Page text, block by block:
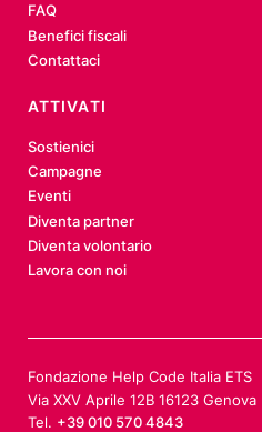
FAQ
Benefici fiscali
Contattaci
ATTIVATI
Sostienici
Campagne
Eventi
Diventa partner
Diventa volontario
Lavora con noi
Fondazione Help Code Italia ETS
Via XXV Aprile 12B 16123 Genova
Tel. +39 010 570 4843